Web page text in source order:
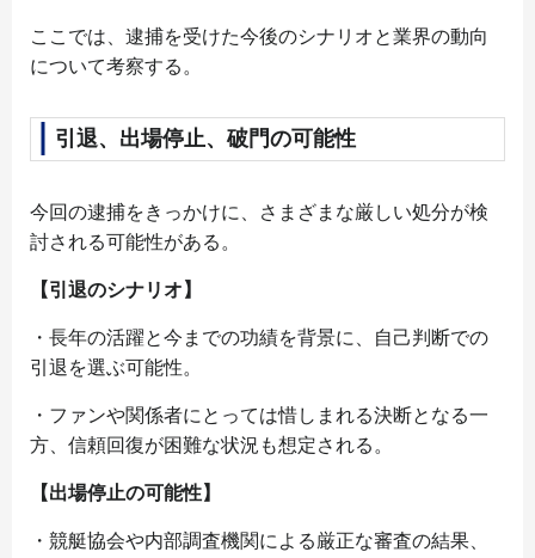
ここでは、逮捕を受けた今後のシナリオと業界の動向
について考察する。
引退、出場停止、破門の可能性
今回の逮捕をきっかけに、さまざまな厳しい処分が検
討される可能性がある。
【引退のシナリオ】
・長年の活躍と今までの功績を背景に、自己判断での
引退を選ぶ可能性。
・ファンや関係者にとっては惜しまれる決断となる一
方、信頼回復が困難な状況も想定される。
【出場停止の可能性】
・競艇協会や内部調査機関による厳正な審査の結果、